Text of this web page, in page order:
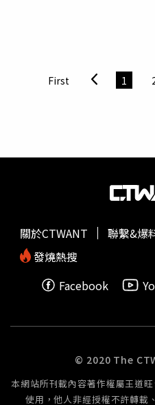
點：高雄駁二藝術特區 P3
號）• 主辦單位：翡冷翠文
的愛。」得知這首全民翻唱
奇 、Bii畢書盡接連翻唱，讓
以來的鼓勵與支持，LBI利比
聽覺饗宴，希望透過更純粹
的一面，並與歌迷展開更深
藉此跟大家做更心靈層面的
者」，LBI利比來台第一站竟
術文化都很吸引我，很期待
友們多多推薦！」
First 1
關於CTWANT 聯繫&爆
發燒熱搜
Facebook
© 2020 The
本網站所刊載內容著作權屬王道
使用，他人非經授權不許轉載